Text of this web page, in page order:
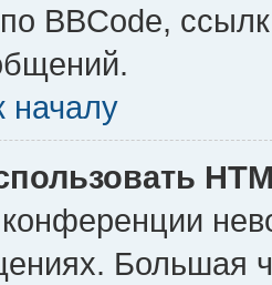
по BBCode,
началу
Большая